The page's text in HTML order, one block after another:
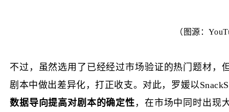
（图源：
不过，虽然选用了已经经过市场验证的热门题材，
剧本中做出差异化，打正收支。对此，罗媛以
数据导向提高对剧本的确定性 ，在市场中同时出现